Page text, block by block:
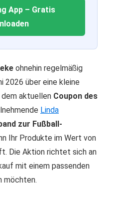
App – Gratis
ohnehin regelmäßig
2026 über eine kleine
aktuellen Coupon des
Linda
zur Fußball-
Ihr Produkte im Wert von
Die Aktion richtet sich an
mit einem passenden
möchten.